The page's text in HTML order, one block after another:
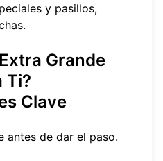
y pasillos,
Grande
Ti?
Clave
antes de dar el paso.